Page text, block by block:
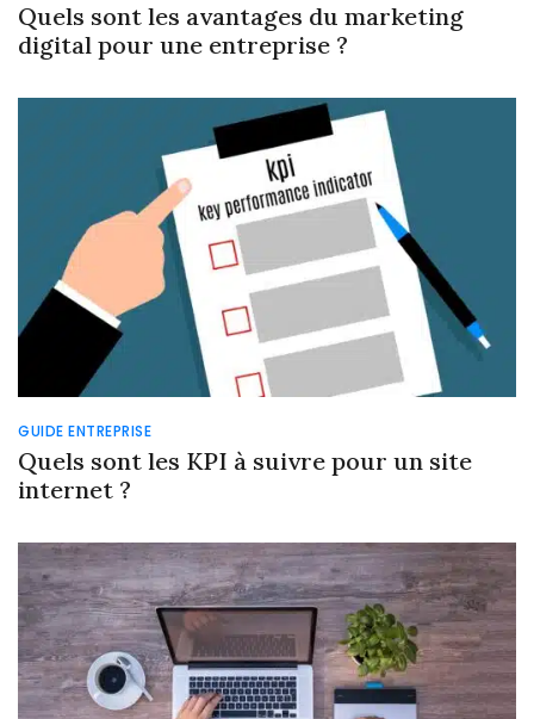
Quels sont les avantages du marketing
digital pour une entreprise ?
GUIDE ENTREPRISE
Quels sont les KPI à suivre pour un site
internet ?